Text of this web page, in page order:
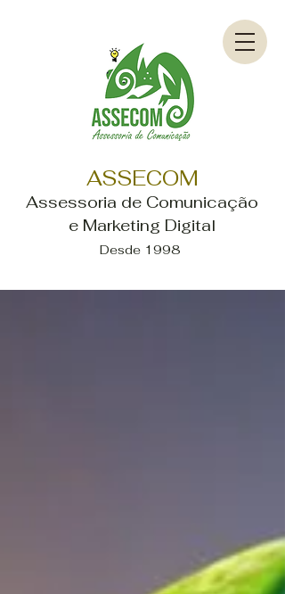
ASSECOM
Assessoria de Comunicação
e Marketing Digital
Desde 1998